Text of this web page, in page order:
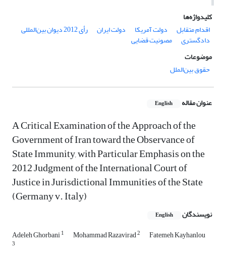
کلیدواژه‌ها
اقدام متقابل
دولت آمریکا دولت ایران رأی 2012 دیوان بین‌المللی
دادگستری
مصونیت قضایی
موضوعات
حقوق بین‌الملل
عنوان مقاله English
A Critical Examination of the Approach of the
Government of Iran toward the Observance of
State Immunity, with Particular Emphasis on the
2012 Judgment of the International Court of
Justice in Jurisdictional Immunities of the State
(Germany v. Italy)
نویسندگان English
Adeleh Ghorbani1 Mohammad Razavirad2 Fatemeh Kayhanlou
3